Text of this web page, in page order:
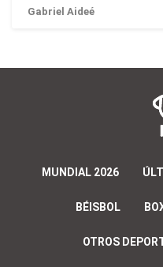
Gabriel Aideé
MUNDIAL 2026
BÉISBOL
OTROS